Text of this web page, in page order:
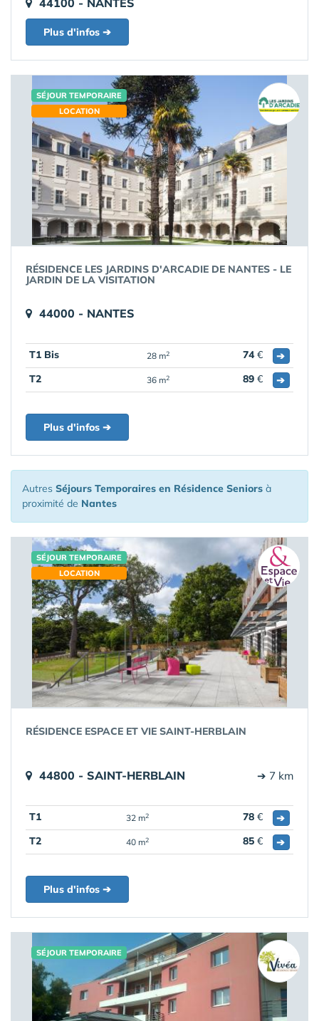
44100 - NANTES
Plus d'infos ➔
SÉJOUR TEMPORAIRE
LOCATION
RÉSIDENCE LES JARDINS D'ARCADIE DE NANTES - LE
JARDIN DE LA VISITATION
44000 - NANTES
T1 Bis 28 m2 74€
➔
T2
36 m2 89 € ➔
Plus d'infos ➔
Autres Séjours Temporaires en Résidence Seniors à
proximité de Nantes
SÉJOUR TEMPORAIRE
LOCATION
RÉSIDENCE ESPACE ET VIE SAINT-HERBLAIN
44800 - SAINT-HERBLAIN ➔ 7 km
T1 32 m2 78 €
➔
T2
40 m2 85 € ➔
Plus d'infos ➔
SÉJOUR TEMPORAIRE